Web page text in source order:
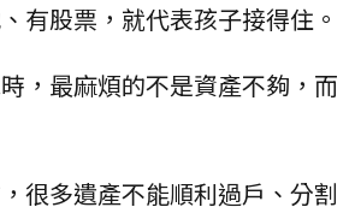
有股票，就代表孩子接得住。
，最麻煩的不是資產不夠，而
很多遺產不能順利過戶、分割